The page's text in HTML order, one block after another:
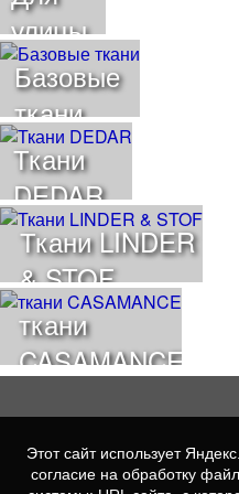
улицы
Базовые
ткани
Ткани
DEDAR
Ткани LINDER
& STOF
ткани
CASAMANCE
Этот сайт использует
согласие на обработку